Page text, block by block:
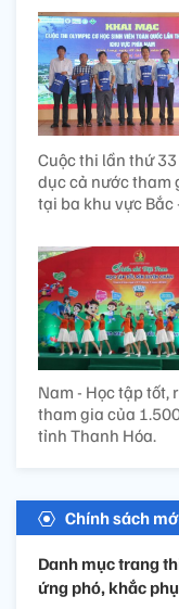
Cuộc thi lần thứ
dục cả nước tham
tại ba khu vực Bắc
Nam - Học tập tốt,
tham gia của
tỉnh Thanh Hóa.
Chính sách
Danh mục trang
ứng phó, khắc